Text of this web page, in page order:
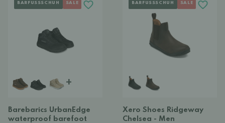
+
BARFUSSSCHUH SALE
Barebarics UrbanEdge
waterproof barefoot
BARFUSSSCHUH SALE
Xero Shoes Ridgeway
Chelsea - Men